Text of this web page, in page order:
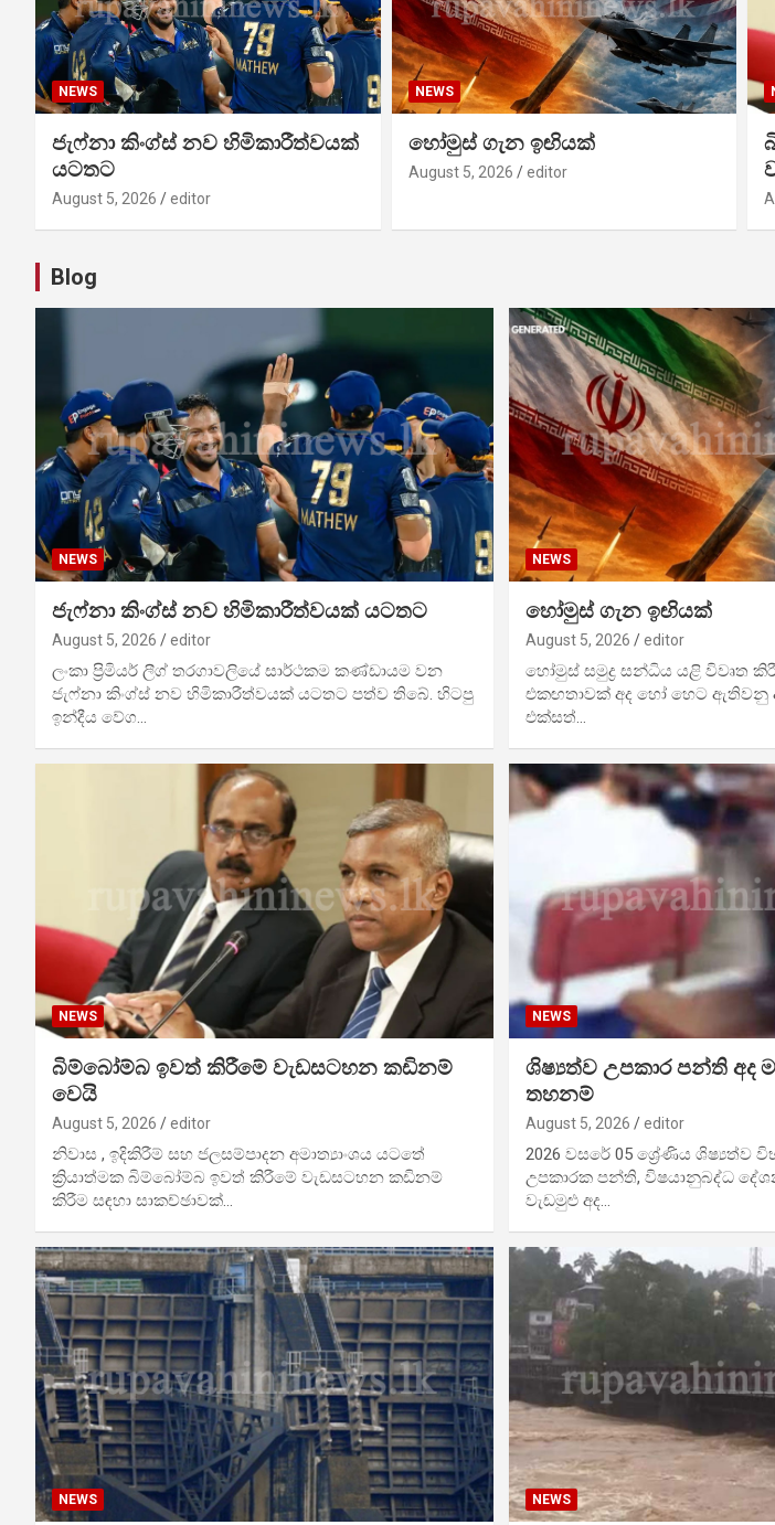
NEWS
ජැෆ්නා කිංග්ස් නව හිමිකාරීත්වයක්
යටතට
August 5, 2026 editor
NEWS
හෝමුස් ගැන ඉඟියක්
August 5, 2026 editor
Blog
NEWS
ජැෆ්නා කිංග්ස් නව හිමිකාරීත්වයක් යටතට
August 5, 2026 editor
ලංකා ප්‍රිමියර් ලීග් තරගාවලියේ සාර්ථකම කණ්ඩායම වන
ජැෆ්නා කිංග්ස් නව හිමිකාරීත්වයක් යටතට පත්ව තිබේ. හිටපු
ඉන්දීය වේග…
NEWS
හෝමුස් ගැන ඉඟියක්
August 5, 2026 editor
හෝමුස් සමුද්‍ර සන්ධිය යළි විවෘත
එකඟතාවක් අද හෝ හෙට ඇතිවනු
එක්සත්…
NEWS
බිම්බෝම්බ ඉවත් කිරීමේ වැඩසටහන කඩිනම්
වෙයි
August 5, 2026 editor
නිවාස , ඉදිකිරීම් සහ ජලසම්පාදන අමාත්‍යාංශය යටතේ
ක්‍රියාත්මක බිම්බෝම්බ ඉවත් කිරීමේ වැඩසටහන කඩිනම්
කිරීම සඳහා සාකච්ඡාවක්…
NEWS
ශිෂ්‍යත්ව උපකාර පන්ති අද
තහනම්
August 5, 2026 editor
2026 වසරේ 05 ශ්‍රේණිය ශිෂ්‍යත්ව
උපකාරක පන්ති, විෂයානුබද්ධ
වැඩමුළු අද…
NEWS NEWS